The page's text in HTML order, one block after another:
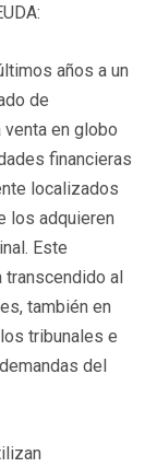
años a un
de
venta en globo
financieras
localizados
los adquieren
Este
transcendido al
también en
tribunales e
del